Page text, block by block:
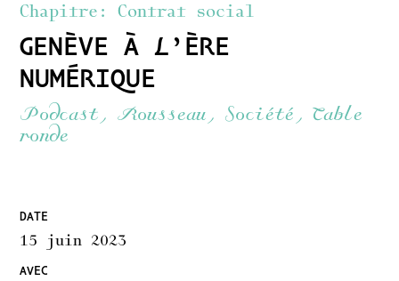
Chapitre:Contrat social
GENÈVE À L’ÈRE
NUMÉRIQUE
Podcast, Rousseau, Société, Table
ronde
DATE
15 juin 2023
AVEC